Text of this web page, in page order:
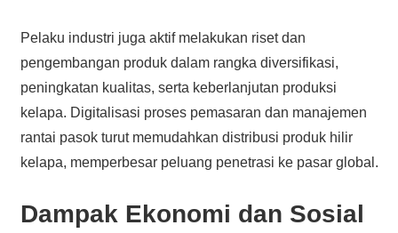
Pelaku industri juga aktif melakukan riset dan
pengembangan produk dalam rangka diversifikasi,
peningkatan kualitas, serta keberlanjutan produksi
kelapa. Digitalisasi proses pemasaran dan manajemen
rantai pasok turut memudahkan distribusi produk hilir
kelapa, memperbesar peluang penetrasi ke pasar global.
Dampak Ekonomi dan Sosial